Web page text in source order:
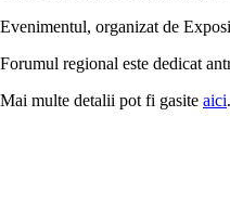
Evenimentul, organizat de
Forumul regional este dedicat
Mai multe detalii pot fi gasite aici.